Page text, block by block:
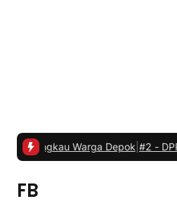
Warga Depok|#2 -DPR Minta
FB